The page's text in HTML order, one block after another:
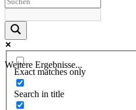
Weitere Ergebnisse...
Exact matches only
Search in title